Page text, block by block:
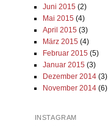
Juni 2015 (2)
Mai 2015 (4)
April 2015 (3)
März 2015 (4)
Februar 2015 (5)
Januar 2015 (3)
Dezember 2014(3)
November 2014(6)
INSTAGRAM